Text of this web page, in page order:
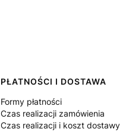
PŁATNOŚCI I DOSTAWA
Formy płatności
Czas realizacji zamówienia
Czas realizacji i koszt dostawy